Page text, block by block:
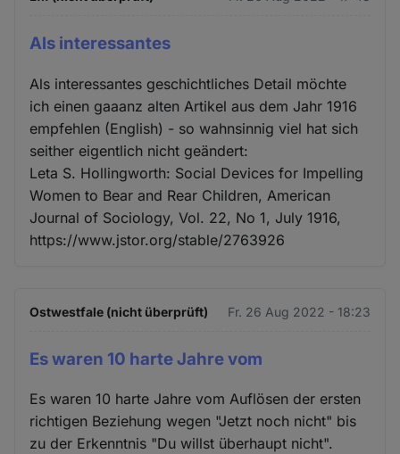
Als interessantes
Als interessantes geschichtliches Detail möchte
ich einen gaaanz alten Artikel aus dem Jahr 1916
empfehlen (English) - so wahnsinnig viel hat sich
seither eigentlich nicht geändert:
Leta S. Hollingworth: Social Devices for Impelling
Women to Bear and Rear Children, American
Journal of Sociology, Vol. 22, No 1, July 1916,
https://www.jstor.org/stable/2763926
Ostwestfale (nicht überprüft) Fr. 26 Aug 2022 - 18:23
Es waren 10 harte Jahre vom
Es waren 10 harte Jahre vom Auflösen der ersten
richtigen Beziehung wegen "Jetzt noch nicht" bis
zu der Erkenntnis "Du willst überhaupt nicht".